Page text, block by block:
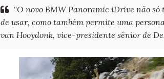
"O novo BMW Panoramic iDrive não só
de usar, como também permite uma
van Hooydonk, vice-presidente sênior de